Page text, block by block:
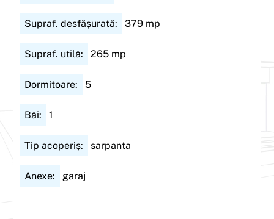
Supraf. desfășurată: 379 mp
Supraf. utilă: 265 mp
Dormitoare: 5
Băi: 1
Tip acoperiș: sarpanta
Anexe: garaj